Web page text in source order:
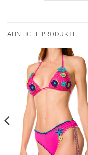
ÄHNLICHE PRODUKTE